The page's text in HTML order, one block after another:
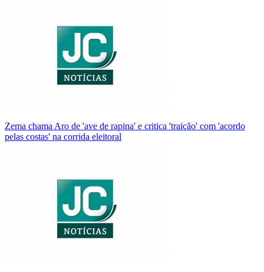
Zema chama Aro de 'ave de rapina' e critica 'traição' com 'acordo
pelas costas' na corrida eleitoral